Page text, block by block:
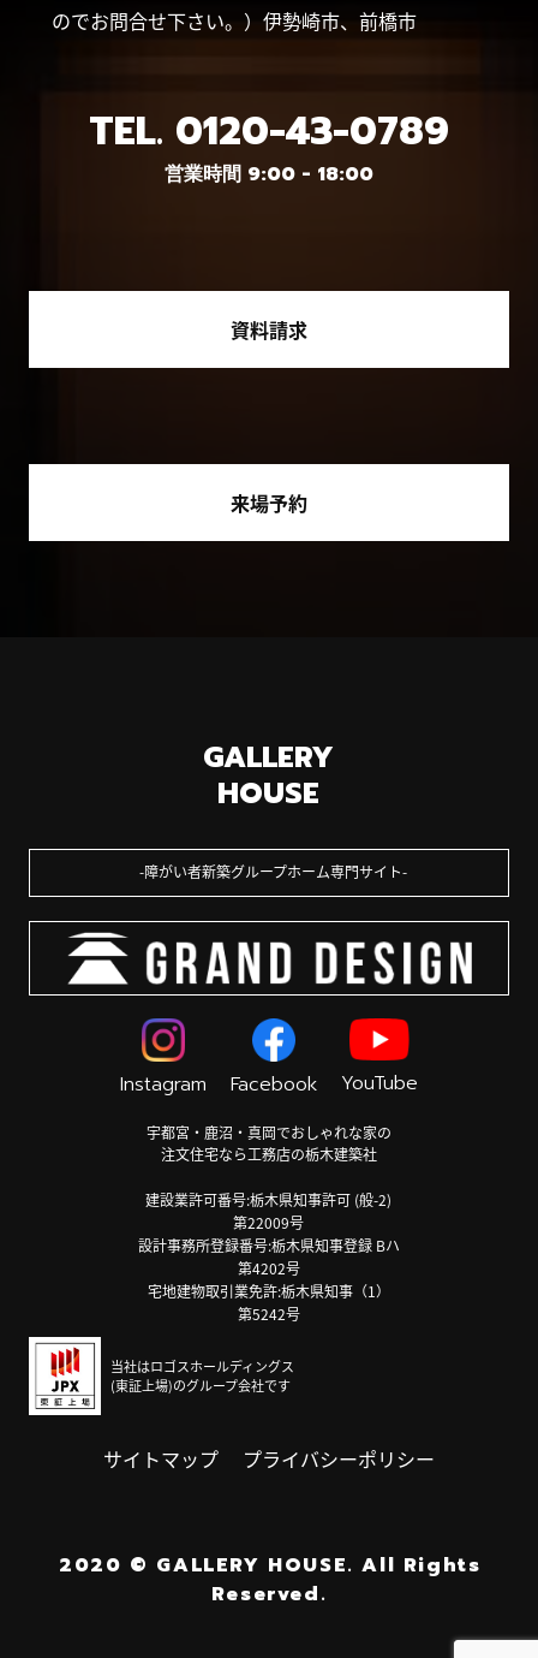
のでお問合せ下さい。）伊勢崎市、前橋市
TEL. 0120-43-0789
営業時間 9:00 - 18:00
資料請求
来場予約
GALLERY
HOUSE
障がい者新築グループホーム専門サイト
Instagram Facebook YouTube
宇都宮・鹿沼・真岡でおしゃれな家の
注文住宅なら工務店の栃木建築社
建設業許可番号:栃木県知事許可 (般-2)
第22009号
設計事務所登録番号:栃木県知事登録 Bハ
第4202号
宅地建物取引業免許:栃木県知事（1）
第5242号
当社はロゴスホールディングス
(東証上場)のグループ会社です
サイトマップ プライバシーポリシー
2020 © GALLERY HOUSE. All Rights
Reserved.